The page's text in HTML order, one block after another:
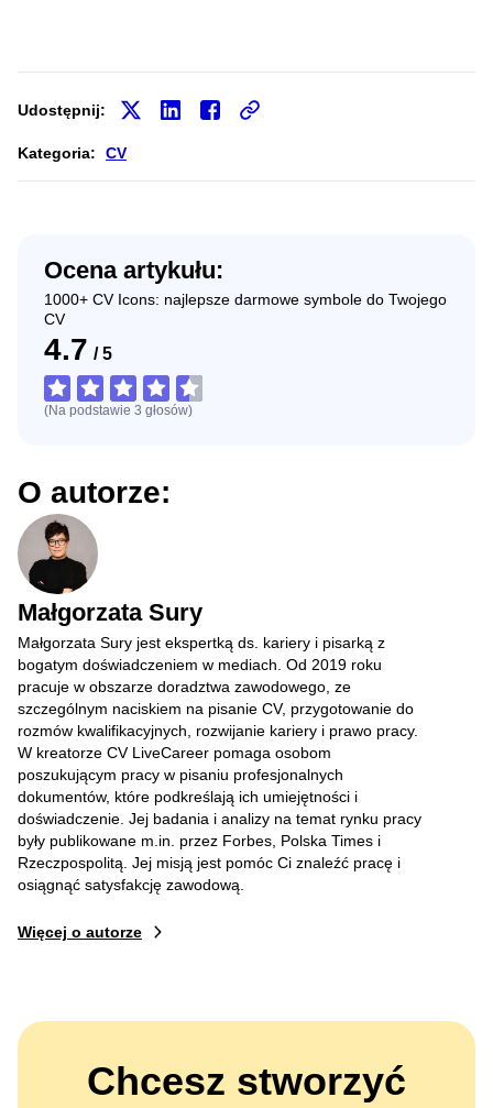
Udostępnij:
Kategoria: CV
Ocena artykułu:
1000+ CV Icons: najlepsze darmowe symbole do Twojego
CV
4.7 / 5
(Na podstawie 3 głosów)
O autorze:
Małgorzata Sury
Małgorzata Sury jest ekspertką ds. kariery i pisarką z
bogatym doświadczeniem w mediach. Od 2019 roku
pracuje w obszarze doradztwa zawodowego, ze
szczególnym naciskiem na pisanie CV, przygotowanie do
rozmów kwalifikacyjnych, rozwijanie kariery i prawo pracy.
W kreatorze CV LiveCareer pomaga osobom
poszukującym pracy w pisaniu profesjonalnych
dokumentów, które podkreślają ich umiejętności i
doświadczenie. Jej badania i analizy na temat rynku pracy
były publikowane m.in. przez Forbes, Polska Times i
Rzeczpospolitą. Jej misją jest pomóc Ci znaleźć pracę i
osiągnąć satysfakcję zawodową.
Więcej o autorze
Chcesz stworzyć